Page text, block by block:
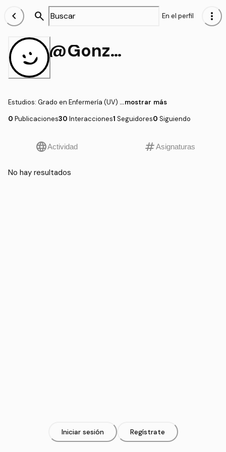
chevron_left search En el perfil more_vert
@Gonzalo34
Estudios: Grado en Enfermería (UV) ...mostrar más
0 Publicaciones30 Interacciones1 Seguidores0 Siguiendo
languageActividad tagAsignaturas
No hay resultados
Iniciar sesión Regístrate